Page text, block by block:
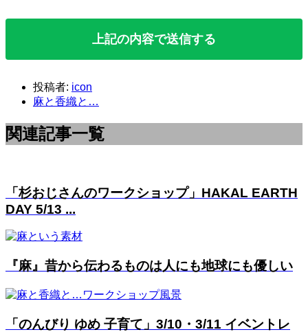
投稿者: icon
麻と香織と…
関連記事一覧
「杉おじさんのワークショップ」HAKAL EARTH
DAY 5/13 ...
『麻』昔から伝わるものは人にも地球にも優しい
「のんびり ゆめ 子育て」3/10・3/11 イベントレ